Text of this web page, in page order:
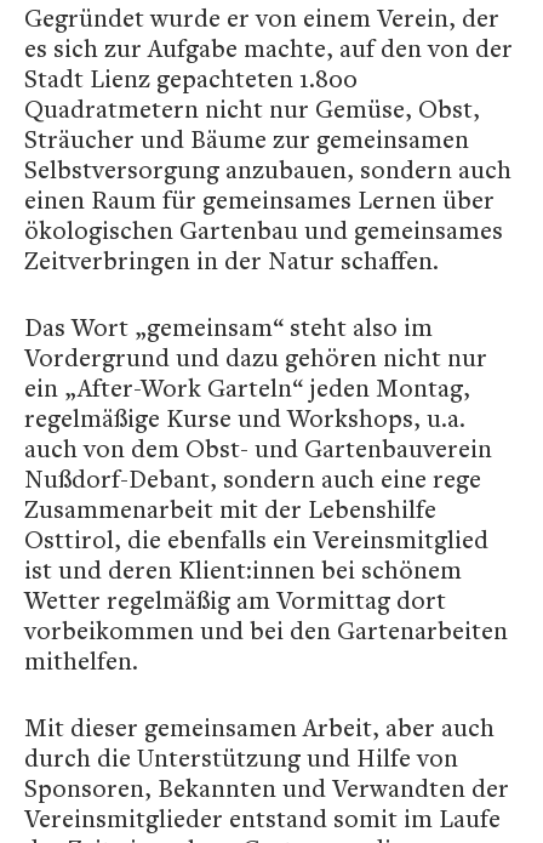
Gegründet wurde er von einem Verein, der
es sich zur Aufgabe machte, auf den von der
Stadt Lienz gepachteten 1.800
Quadratmetern nicht nur Gemüse, Obst,
Sträucher und Bäume zur gemeinsamen
Selbstversorgung anzubauen, sondern auch
einen Raum für gemeinsames Lernen über
ökologischen Gartenbau und gemeinsames
Zeitverbringen in der Natur schaffen.
Das Wort „gemeinsam“ steht also im
Vordergrund und dazu gehören nicht nur
ein „After-Work Garteln“ jeden Montag,
regelmäßige Kurse und Workshops, u.a.
auch von dem Obst- und Gartenbauverein
Nußdorf-Debant, sondern auch eine rege
Zusammenarbeit mit der Lebenshilfe
Osttirol, die ebenfalls ein Vereinsmitglied
ist und deren Klient:innen bei schönem
Wetter regelmäßig am Vormittag dort
vorbeikommen und bei den Gartenarbeiten
mithelfen.
Mit dieser gemeinsamen Arbeit, aber auch
durch die Unterstützung und Hilfe von
Sponsoren, Bekannten und Verwandten der
Vereinsmitglieder entstand somit im Laufe